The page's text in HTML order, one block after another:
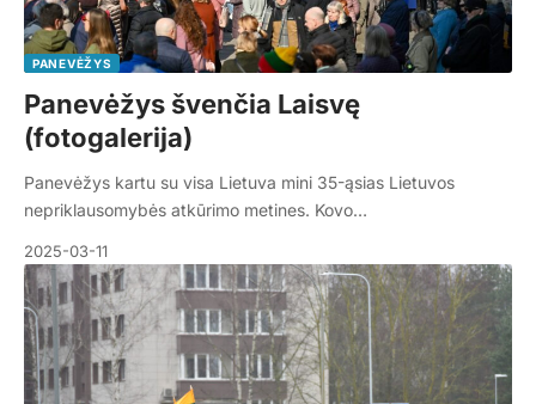
PANEVĖŽYS
Panevėžys švenčia Laisvę
(fotogalerija)
Panevėžys kartu su visa Lietuva mini 35-ąsias Lietuvos
nepriklausomybės atkūrimo metines. Kovo…
2025-03-11